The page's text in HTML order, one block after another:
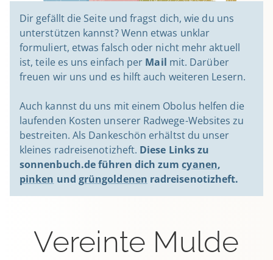
Dir gefällt die Seite und fragst dich, wie du uns
unterstützen kannst? Wenn etwas unklar
formuliert, etwas falsch oder nicht mehr aktuell
ist, teile es uns einfach per Mail mit. Darüber
freuen wir uns und es hilft auch weiteren Lesern.
Auch kannst du uns mit einem Obolus helfen die
laufenden Kosten unserer Radwege-Websites zu
bestreiten. Als Dankeschön erhältst du unser
kleines radreisenotizheft. Diese Links zu
sonnenbuch.de führen dich zumcyanen,
pinken und grüngoldenen radreisenotizheft.
Vereinte Mulde